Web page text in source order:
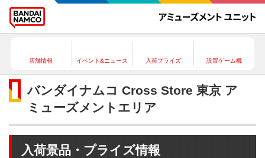
店舗情報 イベント&ニュース 入荷プライズ 設置ゲーム機
バンダイナムコ Cross Store 東京 ア
ミューズメントエリア
入荷景品・プライズ情報